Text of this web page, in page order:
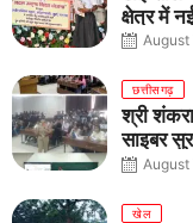
क्षेत्र में
August
छत्तीसगढ़
श्री
साइबर
August
खेल